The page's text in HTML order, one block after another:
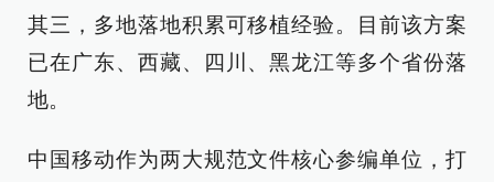
其三，多地落地积累可移植经验。目前该方案
已在广东、西藏、四川、黑龙江等多个省份落
地。
中国移动作为两大规范文件核心参编单位，打